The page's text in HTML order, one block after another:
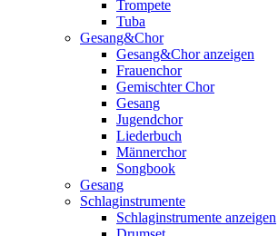
Trompete
Tuba
Gesang&Chor
Gesang&Chor anzeigen
Frauenchor
Gemischter Chor
Gesang
Jugendchor
Liederbuch
Männerchor
Songbook
Gesang
Schlaginstrumente
Schlaginstrumente anzeigen